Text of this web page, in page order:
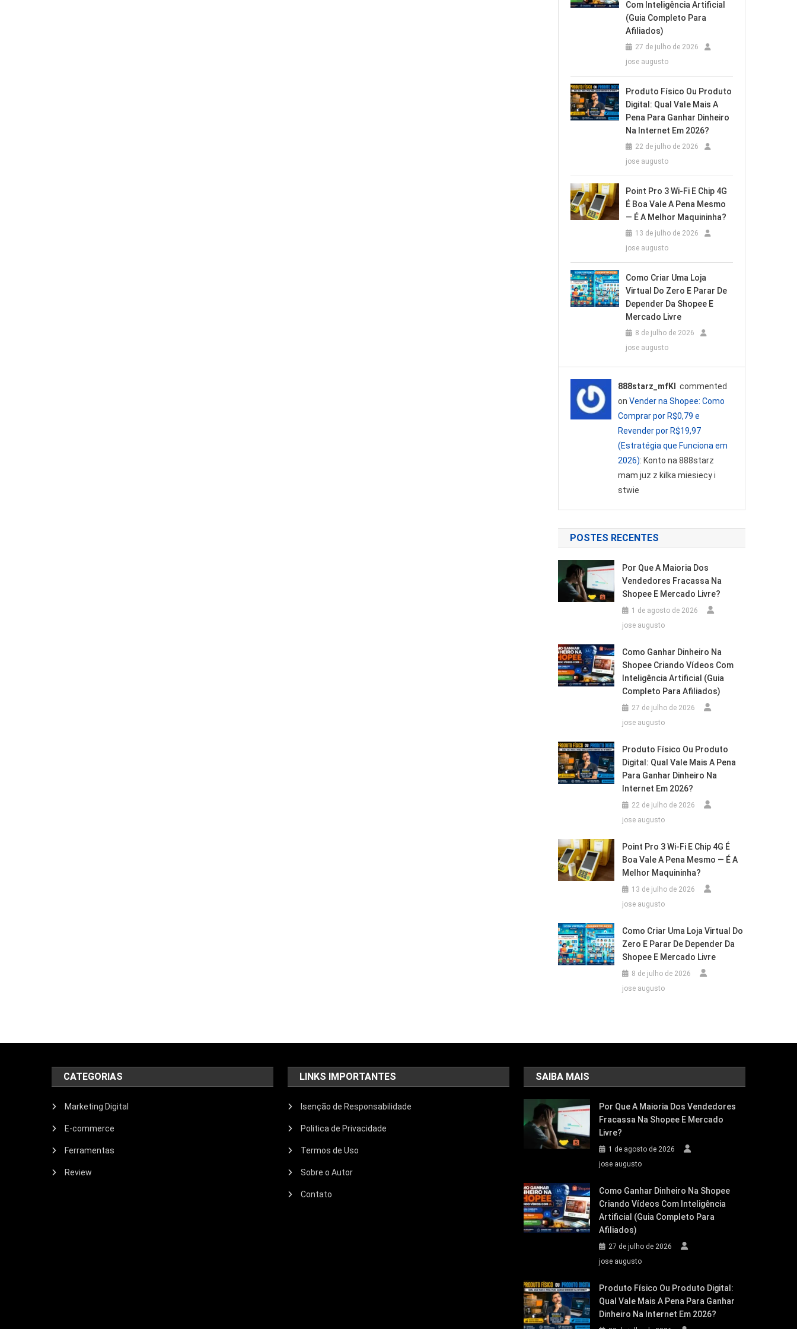
Com Inteligência Artificial
(Guia Completo Para
Afiliados)
27 de julho de 2026
jose augusto
Produto Físico Ou Produto
Digital: Qual Vale Mais A
Pena Para Ganhar Dinheiro
Na Internet Em 2026?
22 de julho de 2026
jose augusto
Point Pro 3 Wi‑Fi E Chip 4G
É Boa Vale A Pena Mesmo
— É A Melhor Maquininha?
13 de julho de 2026
jose augusto
Como Criar Uma Loja
Virtual Do Zero E Parar De
Depender Da Shopee E
Mercado Livre
8 de julho de 2026
jose augusto
888starz_mfKl
commented
on Vender na Shopee: Como
Comprar por R$0,79 e
Revender por R$19,97
(Estratégia que Funciona em
2026): Konto na 888starz
mam juz z kilka miesiecy i
stwie
POSTES RECENTES
Por Que A Maioria Dos
Vendedores Fracassa Na
Shopee E Mercado Livre?
1 de agosto de 2026
jose augusto
Como Ganhar Dinheiro Na
Shopee Criando Vídeos Com
Inteligência Artificial (Guia
Completo Para Afiliados)
27 de julho de 2026
jose augusto
Produto Físico Ou Produto
Digital: Qual Vale Mais A Pena
Para Ganhar Dinheiro Na
Internet Em 2026?
22 de julho de 2026
jose augusto
Point Pro 3 Wi‑Fi E Chip 4G É
Boa Vale A Pena Mesmo — É A
Melhor Maquininha?
13 de julho de 2026
jose augusto
Como Criar Uma Loja Virtual Do
Zero E Parar De Depender Da
Shopee E Mercado Livre
8 de julho de 2026
jose augusto
CATEGORIAS
Marketing Digital
E-commerce
Ferramentas
Review
LINKS IMPORTANTES
Isenção de Responsabilidade
Politica de Privacidade
Termos de Uso
Sobre o Autor
Contato
SAIBA MAIS
Por Que A Maioria Dos Vendedores
Fracassa Na Shopee E Mercado
Livre?
1 de agosto de 2026
jose augusto
Como Ganhar Dinheiro Na Shopee
Criando Vídeos Com Inteligência
Artificial (Guia Completo Para
Afiliados)
27 de julho de 2026
jose augusto
Produto Físico Ou Produto Digital:
Qual Vale Mais A Pena Para Ganhar
Dinheiro Na Internet Em 2026?